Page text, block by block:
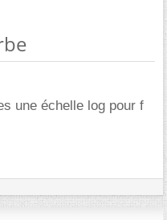
une échelle log pour f